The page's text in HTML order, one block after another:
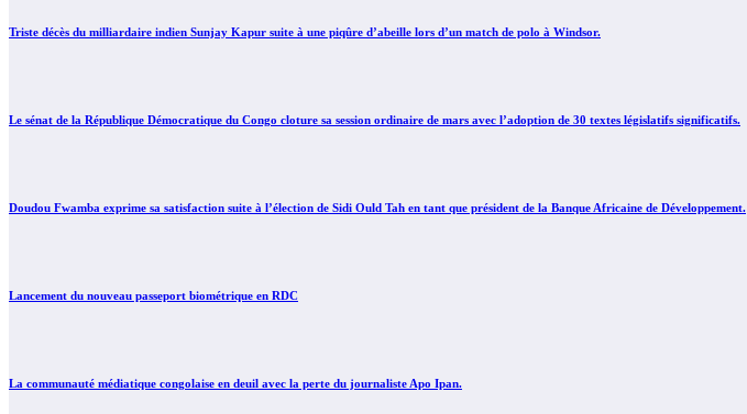
Triste décès du milliardaire indien Sunjay Kapur suite à une piqûre d’abeille lors d’un match de polo à Windsor.
Le sénat de la République Démocratique du Congo cloture sa session ordinaire de mars avec l’adoption de 30 textes législatifs significatifs.
Doudou Fwamba exprime sa satisfaction suite à l’élection de Sidi Ould Tah en tant que président de la Banque Africaine de Développement.
Lancement du nouveau passeport biométrique en RDC
La communauté médiatique congolaise en deuil avec la perte du journaliste Apo Ipan.